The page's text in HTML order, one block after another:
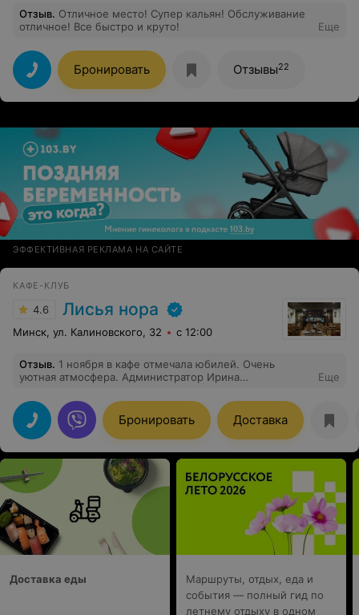
Отзыв. Отличное место! Супер кальян! Обслуживание
отличное! Все быстро и круто!
Еще
Бронировать Отзывы22
ЭФФЕКТИВНАЯ РЕКЛАМА НА САЙТЕ
КАФЕ-КЛУБ
4.6 Лисья нора
Минск, ул. Калиновского, 32 с 12:00
Отзыв. 1 ноября в кафе отмечала юбилей. Очень
уютная атмосфера. Администратор Ирина
гости остались довольны. Спасибо поворам!Отдельное
спасибо официантам,молодцы ребята, обслуживали
быстро. Девушке Татьяне-браво! Красивый голос ,
хороший репертуар. Я и мои гости остались довольны!
Рекомендую.
Еще
Бронировать Доставка
Доставка еды
Маршруты, отдых, еда и
события — полный гид по
летнему отдыху в одном